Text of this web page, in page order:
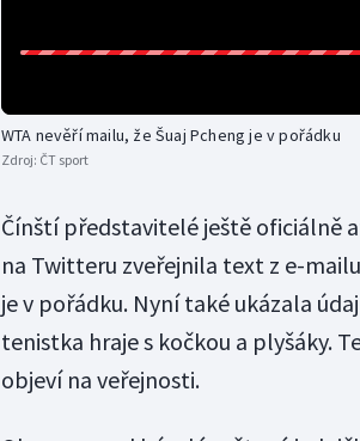
WTA nevěří mailu, že Šuaj Pcheng je v pořádku
Zdroj: ČT sport
Čínští představitelé ještě oficiálně
na Twitteru zveřejnila text z e-
je v pořádku. Nyní také ukázala
tenistka hraje s kočkou a plyšáky.
objeví na veřejnosti.